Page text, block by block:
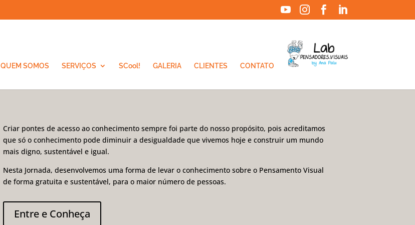
   
QUEM SOMOS SERVIÇOS SCool! GALERIA CLIENTES CONTATO
Criar pontes de acesso ao conhecimento sempre foi parte do nosso propósito, pois acreditamos
que só o conhecimento pode diminuir a desigualdade que vivemos hoje e construir um mundo
mais digno, sustentável e igual.
Nesta Jornada, desenvolvemos uma forma de levar o conhecimento sobre o Pensamento Visual
de forma gratuita e sustentável, para o maior número de pessoas.
Entre e Conheça